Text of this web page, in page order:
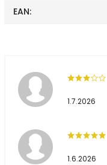
EAN:
1.7.2026
1.6.2026